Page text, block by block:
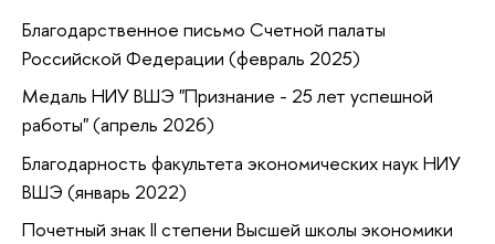
Благодарственное письмо Счетной палаты
Российской Федерации (февраль 2025)
Медаль НИУ ВШЭ "Признание - 25 лет успешной
работы" (апрель 2026)
Благодарность факультета экономических наук НИУ
ВШЭ (январь 2022)
Почетный знак II степени Высшей школы экономики